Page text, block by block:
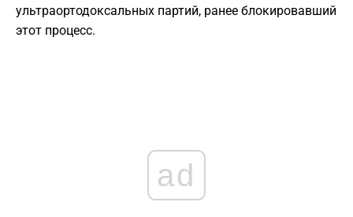
ультраортодоксальных партий, ранее блокировавший
этот процесс.
ad